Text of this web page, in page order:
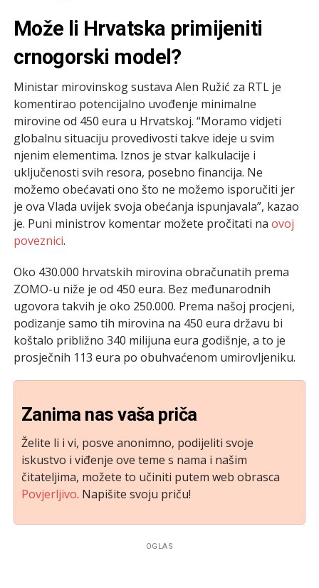
Može li Hrvatska primijeniti
crnogorski model?
Ministar mirovinskog sustava Alen Ružić za RTL je
komentirao potencijalno uvođenje minimalne
mirovine od 450 eura u Hrvatskoj. “Moramo vidjeti
globalnu situaciju provedivosti takve ideje u svim
njenim elementima. Iznos je stvar kalkulacije i
uključenosti svih resora, posebno financija. Ne
možemo obećavati ono što ne možemo isporučiti jer
je ova Vlada uvijek svoja obećanja ispunjavala”, kazao
je. Puni ministrov komentar možete pročitati na ovoj
poveznici.
Oko 430.000 hrvatskih mirovina obračunatih prema
ZOMO-u niže je od 450 eura. Bez međunarodnih
ugovora takvih je oko 250.000. Prema našoj procjeni,
podizanje samo tih mirovina na 450 eura državu bi
koštalo približno 340 milijuna eura godišnje, a to je
prosječnih 113 eura po obuhvaćenom umirovljeniku.
Zanima nas vaša priča
Želite li i vi, posve anonimno, podijeliti svoje
iskustvo i viđenje ove teme s nama i našim
čitateljima, možete to učiniti putem web obrasca
Povjerljivo. Napišite svoju priču!
OGLAS